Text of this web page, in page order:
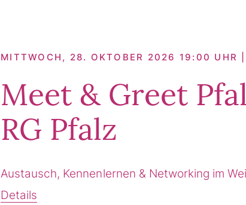
MITTWOCH, 28. OKTOBER 2026 19:00 UHR
Meet & Greet
RG Pfalz
Austausch, Kennenlernen & Networking im
Details